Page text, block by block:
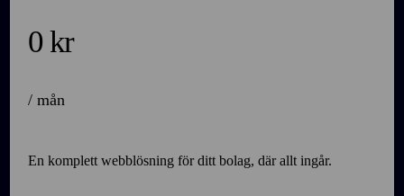
0kr
/ mån
En komplett webblösning för ditt bolag, där allt ingår.